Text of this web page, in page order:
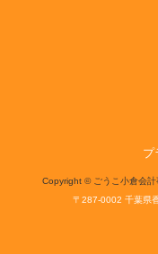
プ
Copyright © ごうこ小倉会
〒287-0002 千葉県